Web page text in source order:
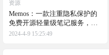
资源
Memos：一款注重隐私保护的
免费开源轻量级笔记服务，
docker一键部署
2024-4-9 15:25:49